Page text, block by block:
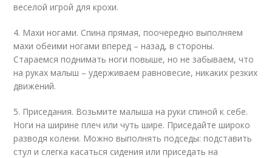
веселой игрой для крохи.
4. Махи ногами. Спина прямая, поочередно выполняем
махи обеими ногами вперед – назад, в стороны.
Стараемся поднимать ноги повыше, но не забываем, что
на руках малыш – удерживаем равновесие, никаких резких
движений.
5. Приседания. Возьмите малыша на руки спиной к себе.
Ноги на ширине плеч или чуть шире. Приседайте широко
разводя колени. Можно выполнять подседы: подставить
стул и слегка касаться сидения или приседать на